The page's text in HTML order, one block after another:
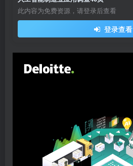
此内容为免费资源，请登录后查看
登录查看